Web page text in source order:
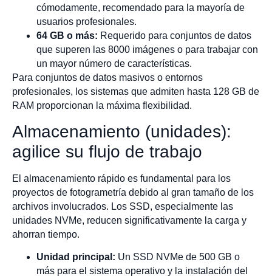
cómodamente, recomendado para la mayoría de
usuarios profesionales.
64 GB o más: Requerido para conjuntos de datos
que superen las 8000 imágenes o para trabajar con
un mayor número de características.
Para conjuntos de datos masivos o entornos
profesionales, los sistemas que admiten hasta 128 GB de
RAM proporcionan la máxima flexibilidad.
Almacenamiento (unidades):
agilice su flujo de trabajo
El almacenamiento rápido es fundamental para los
proyectos de fotogrametría debido al gran tamaño de los
archivos involucrados. Los SSD, especialmente las
unidades NVMe, reducen significativamente la carga y
ahorran tiempo.
Unidad principal: Un SSD NVMe de 500 GB o
más para el sistema operativo y la instalación del